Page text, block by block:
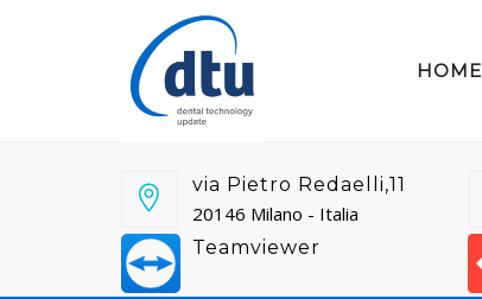
HOME
via Pietro Redaelli,11
20146 Milano - Italia
Teamviewer